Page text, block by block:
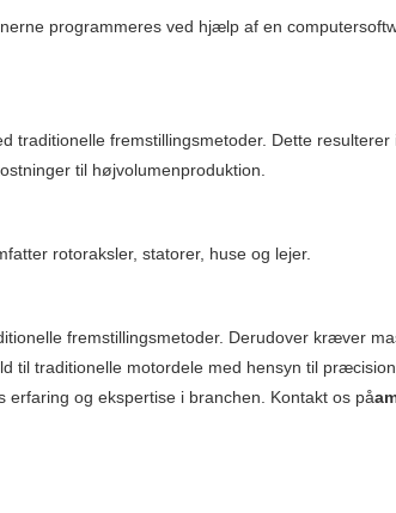
programmeres ved hjælp af en
fremstillingsmetoder. Dette
til højvolumenproduktion.
rotoraksler, statorer, huse og lejer.
fremstillingsmetoder. Derudover kræver
til traditionelle motordele med hensyn til
erfaring og ekspertise i branchen. Kontakt os på